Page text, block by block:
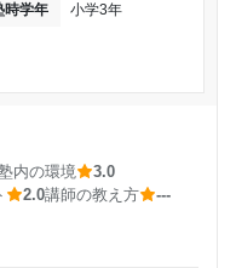
際に、塾側でかなり決
また、連日通うことも
断をしていただきたい
時学年 小学3年
内の環境
3.0
2.0講師の教え方 ---